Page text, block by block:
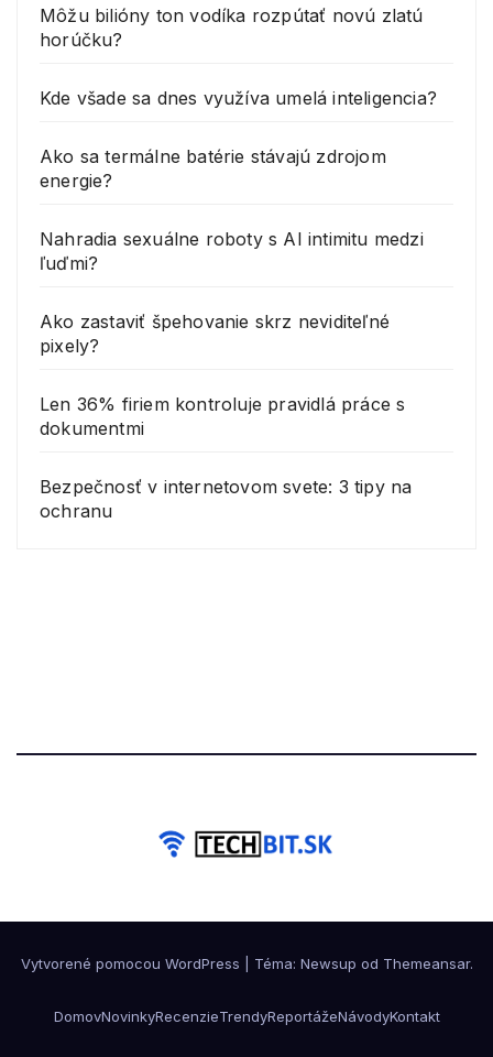
Môžu bilióny ton vodíka rozpútať novú zlatú
horúčku?
Kde všade sa dnes využíva umelá inteligencia?
Ako sa termálne batérie stávajú zdrojom
energie?
Nahradia sexuálne roboty s AI intimitu medzi
ľuďmi?
Ako zastaviť špehovanie skrz neviditeľné
pixely?
Len 36% firiem kontroluje pravidlá práce s
dokumentmi
Bezpečnosť v internetovom svete: 3 tipy na
ochranu
Vytvorené pomocou WordPress Téma: Newsup od Themeansar.
DomovNovinkyRecenzieTrendyReportážeNávodyKontakt